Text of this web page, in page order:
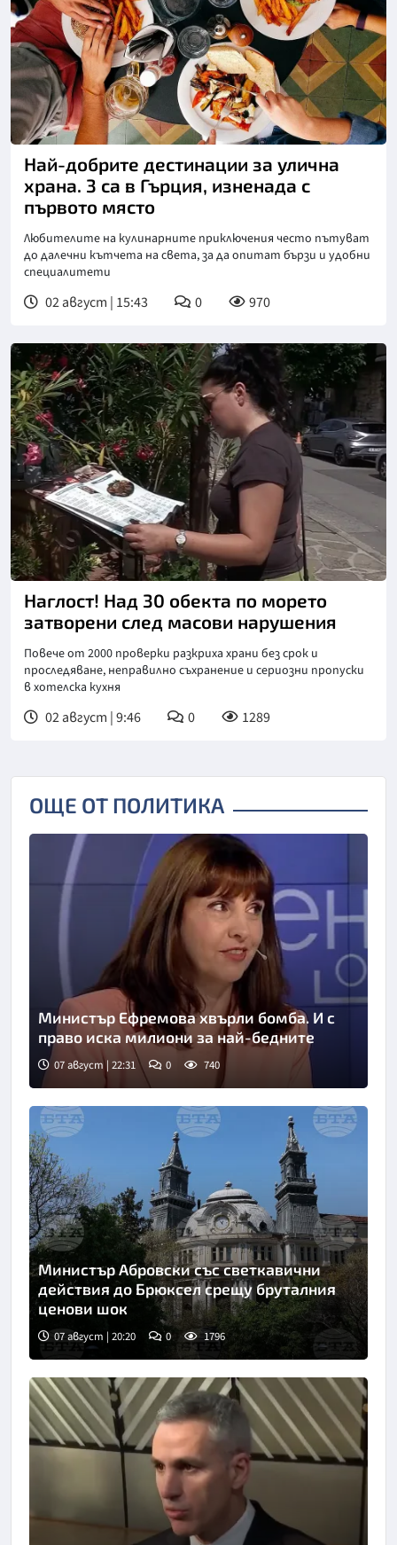
Най-добрите дестинации за улична
храна. 3 са в Гърция, изненада с
първото място
Любителите на кулинарните приключения често пътуват
до далечни кътчета на света, за да опитат бързи и удобни
специалитети
02 август | 15:43 0 970
Снимка: Нова телевизия
Наглост! Над 30 обекта по морето
затворени след масови нарушения
Повече от 2000 проверки разкриха храни без срок и
проследяване, неправилно съхранение и сериозни пропуски
в хотелска кухня
02 август | 9:46 0 1289
ОЩЕ ОТ ПОЛИТИКА
Министър Ефремова хвърли бомба. И с
право иска милиони за най-бедните
07 август | 22:31 0 740
Министър Абровски със светкавични
действия до Брюксел срещу бруталния
ценови шок
07 август | 20:20 0 1796